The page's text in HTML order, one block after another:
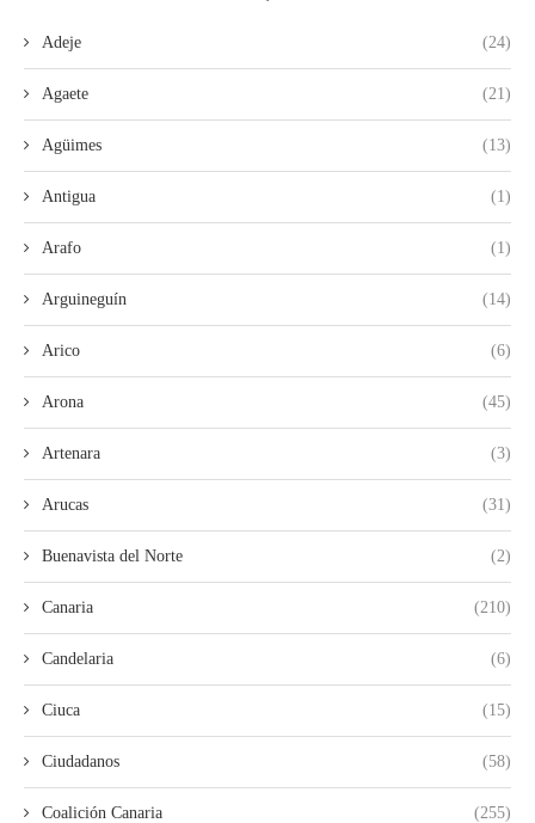
Adeje (24)
Agaete (21)
Agüimes (13)
Antigua (1)
Arafo (1)
Arguineguín (14)
Arico (6)
Arona (45)
Artenara (3)
Arucas (31)
Buenavista del Norte (2)
Canaria (210)
Candelaria (6)
Ciuca (15)
Ciudadanos (58)
Coalición Canaria (255)